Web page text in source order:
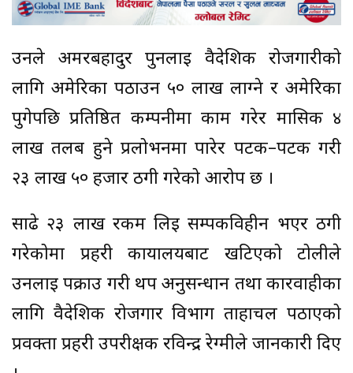
उनले अमरबहादुर पुनलाई वैदेशिक रोजगारीको
लागि अमेरिका पठाउन ५० लाख लाग्ने र अमेरिका
पुगेपछि प्रतिष्ठित कम्पनीमा काम गरेर मासिक ४
लाख तलब हुने प्रलोभनमा पारेर पटक–पटक गरी
२३ लाख ५० हजार ठगी गरेको आरोप छ ।
साढे २३ लाख रकम लिई सम्पर्कविहीन भएर ठगी
गरेकोमा प्रहरी कार्यालयबाट खटिएको टोलीले
उनलाई पक्राउ गरी थप अनुसन्धान तथा कारवाहीका
लागि वैदेशिक रोजगार विभाग ताहाचल पठाएको
प्रवक्ता प्रहरी उपरीक्षक रविन्द्र रेग्मीले जानकारी दिए